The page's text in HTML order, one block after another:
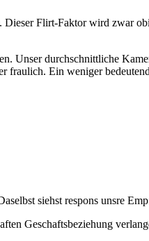
Flirt-Faktor wird zwar
durchschnittliche
fraulich. Ein weniger
siehst respons unsre
Geschaftsbeziehung